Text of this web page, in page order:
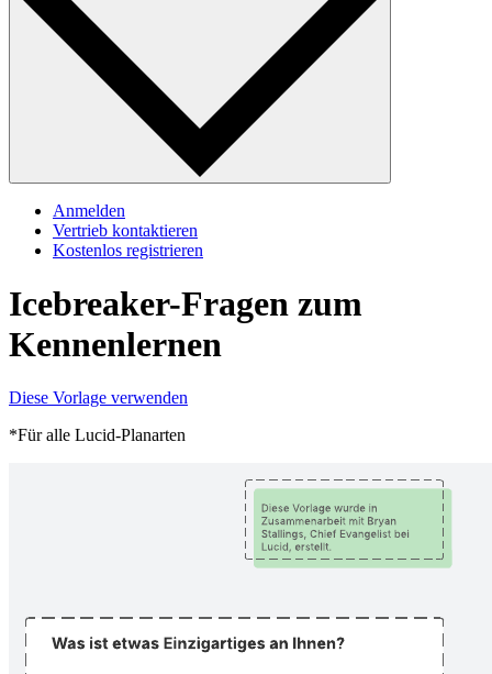
Anmelden
Vertrieb kontaktieren
Kostenlos registrieren
Icebreaker-Fragen zum
Kennenlernen
Diese Vorlage verwenden
*Für alle Lucid-Planarten